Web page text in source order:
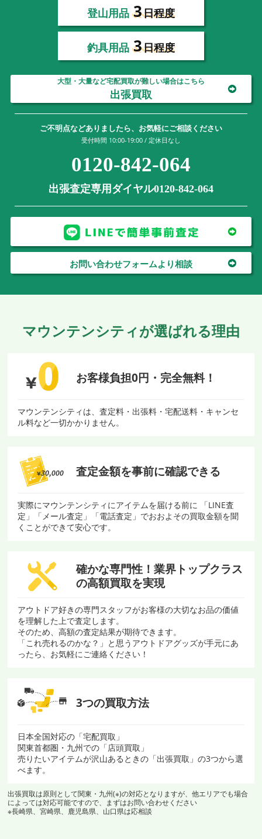
登山用品 3日程度
釣具用品 3日程度
大型・大量など宅配買取が難しい場合はこちら
出張買取
ご不明点などありましたら、お気軽にご相談ください
受付時間 10:00-19:00 / 定休日なし
0120-842-064
出張査定専用ダイヤル0120-842-064
お問い合わせフォームより相談
マウンテンシティが選ばれる理由
お客様負担0円・ 完全無料！
マウンテンシティは、査定料・出張料・宅配送料・キャンセ
ル料など一切かかりません。
査定金額を事前に確認できる
実際にマウンテンシティにアイテムを届ける前に 「LINE査
定」「メール査定」「電話査定」でおおよその買取金額を聞
くことができて安心です。
確かな専門性！ 業界トップクラス
の高額買取を実現
アウトドア好きの専門スタッフがお客様の大切なお品の価値
を理解した上で査定します。
そのため、高額の査定結果が期待できます。
「これ売れるのかな？」と思うアウトドアグッズが手元にあ
ったら、お気軽にご連絡ください！
3つの買取方法
日本全国対応の「宅配買取」
関東首都圏・九州での「店頭買取」
売りたいアイテムが沢山あるときの「出張買取」の3つから選
べます。
出張買取は原則として関東・九州(※)の対応となりますが、他エリアでも場合
によっては対応可能ですので、まずはお問い合わせください
※長崎県、宮崎県、鹿児島県、山口県は応相談